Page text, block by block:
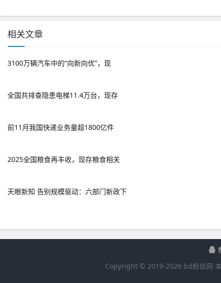
相关文章
3100万辆汽车中的“向新向优”，现
全国共排查隐患电梯11.4万台，现存
前11月我国快递业务量超1800亿件
2025全国粮食再丰收，现存粮食相关
天眼新知 告别规模驱动：六部门新政下
Copyright © 2019-2026 bd粉丝网